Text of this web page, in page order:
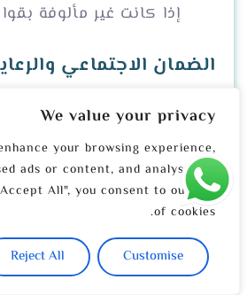
We value your privacy
your browsing experience,
ads or content, and analyse our
All", you consent to our use
of cookies.
Customise
Reject All
إذا كانت غير مألوفة
الضمان الاجتماعي
وضرائب العمل الأخرى
الضرائب المرتبطة بالضمان
الطبية تشكل جزءًا من نظام
الرواتب في ولاية وايومنغ،
مساهمة من صاحب العمل